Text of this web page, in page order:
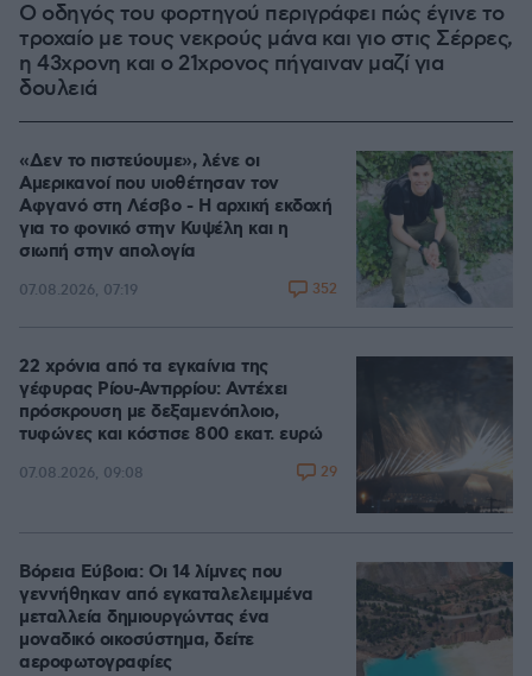
Ο οδηγός του φορτηγού περιγράφει πώς έγινε το
τροχαίο με τους νεκρούς μάνα και γιο στις Σέρρες,
η 43χρονη και ο 21χρονος πήγαιναν μαζί για
δουλειά
«Δεν το πιστεύουμε», λένε οι
Αμερικανοί που υιοθέτησαν τον
Αφγανό στη Λέσβο - Η αρχική εκδοχή
για το φονικό στην Κυψέλη και η
σιωπή στην απολογία
07.08.2026, 07:19 352
22 χρόνια από τα εγκαίνια της
γέφυρας Ρίου-Αντιρρίου: Αντέχει
πρόσκρουση με δεξαμενόπλοιο,
τυφώνες και κόστισε 800 εκατ. ευρώ
07.08.2026, 09:08 29
Βόρεια Εύβοια: Οι 14 λίμνες που
γεννήθηκαν από εγκαταλελειμμένα
μεταλλεία δημιουργώντας ένα
μοναδικό οικοσύστημα, δείτε
αεροφωτογραφίες